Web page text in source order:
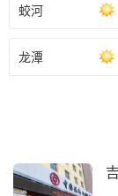
蛟河
龙潭